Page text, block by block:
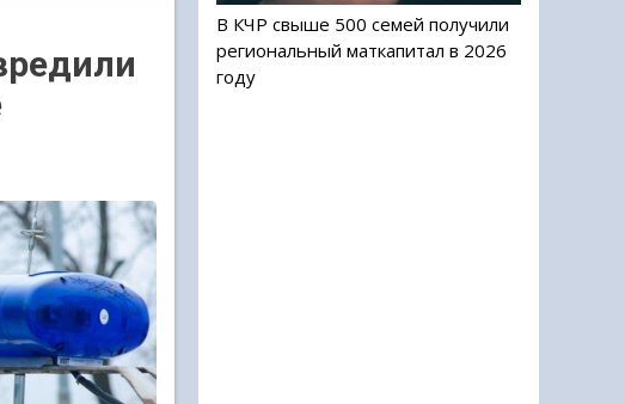
В КЧР свыше 500 семей получили
региональный маткапитал в 2026
году